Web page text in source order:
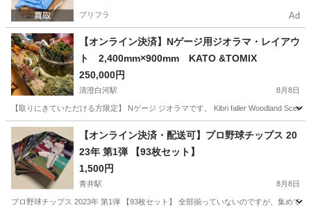
プリフラ Ad
【オンライン決済】Nゲージ用ジオラマ・レイアウ
ト 2,400mm×900mm KATO &TOMIX
250,000円
清澄白河駅 8月8日
【取りにきていただける方限定】 Nゲージ ジオラマです。 Kibri faller Woodland
東京 江東区 清澄白河駅 模型、プラモデル ジオラマ
【オンライン決済・配送可】プロ野球チップス 20
23年 第1弾 【93枚セット】
1,500円
青井駅 8月8日
プロ野球チップス 2023年 第1弾 【93枚セット】 全部揃っていないのですが、集めて